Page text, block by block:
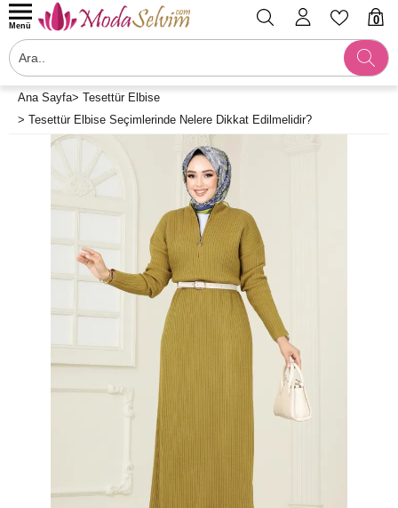
0
Menü
Ana Sayfa> Tesettür Elbise
> Tesettür Elbise Seçimlerinde Nelere Dikkat Edilmelidir?